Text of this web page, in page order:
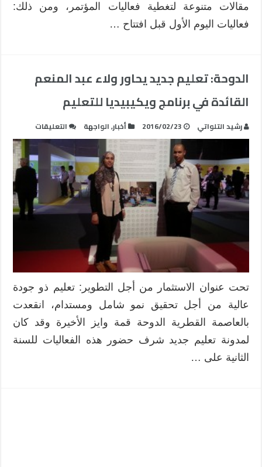
مقالات متنوعة لتغطية فعاليات المؤتمر، ومن ذلك:
فعاليات اليوم الأول قبل افتتاح …
الدوحة: تعليم جديد يحاور ولاء عبد المنعم
القائدة في برنامج ويكيبيديا للتعليم
رشيد التلواتي 2016/02/23 أخبار,الواجهة التعليقات
الدوحة:
تعليم
جديد
عبد
ويكيبيديا
للتعليم
مغلقة
تحت عنوان الاستثمار من أجل التطوير: تعليم ذو جودة
عالية من أجل تحقيق نمو شامل ومستدام، انقعدت
بالعاصمة القطرية الدوحة قمة وايز الأخيرة وقد كان
لمدونة تعليم جديد شرف حضور هذه الفعاليات للسنة
الثانية على …